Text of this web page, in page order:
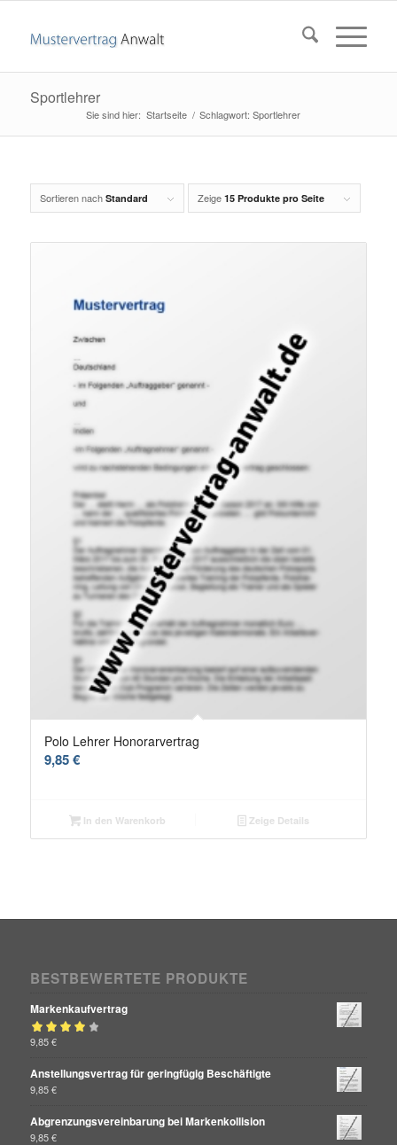
Sportlehrer
Startseite / Schlagwort: Sportlehrer
Sortieren nach Standard Zeige 15 Produkte pro Seite
Polo Lehrer Honorarvertrag
9,85€
In den Warenkorb Zeige Details
BESTBEWERTETE PRODUKTE
Markenkaufvertrag
Bewertet mit
9,85€
Anstellungsvertrag für geringfügig Beschäftigte
9,85€
Abgrenzungsvereinbarung bei Markenkollision
9,85€